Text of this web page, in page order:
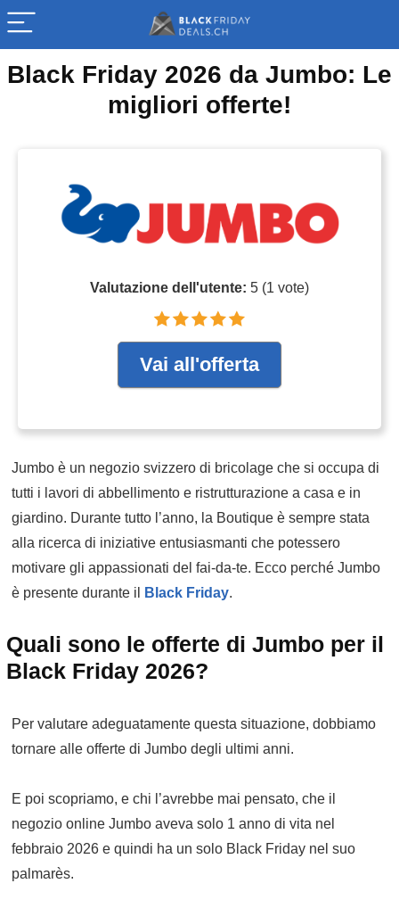
Black Friday 2026 da Jumbo: Le
migliori offerte!
Valutazione dell'utente: 5 (1 vote)
Vai all'offerta
Jumbo è un negozio svizzero di bricolage che si occupa di
tutti i lavori di abbellimento e ristrutturazione a casa e in
giardino. Durante tutto l’anno, la Boutique è sempre stata
alla ricerca di iniziative entusiasmanti che potessero
motivare gli appassionati del fai-da-te. Ecco perché Jumbo
è presente durante il
Black Friday.
Quali sono le offerte di Jumbo per il
Black Friday 2026?
Per valutare adeguatamente questa situazione, dobbiamo
tornare alle offerte di Jumbo degli ultimi anni.
E poi scopriamo, e chi l’avrebbe mai pensato, che il
negozio online Jumbo aveva solo 1 anno di vita nel
febbraio 2026 e quindi ha un solo Black Friday nel suo
palmarès.